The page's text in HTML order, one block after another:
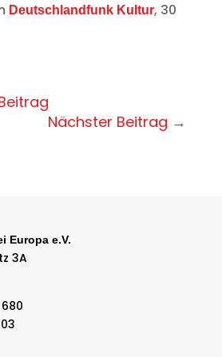
Deutschlandfunk Kultur, 30
Nächster Beitrag →
Europa e.V.
3A